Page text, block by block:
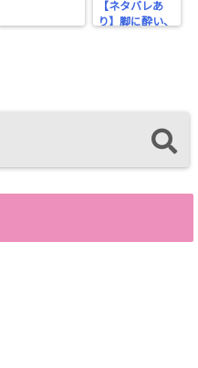
【ネタバレあ
り】脚に酔い、